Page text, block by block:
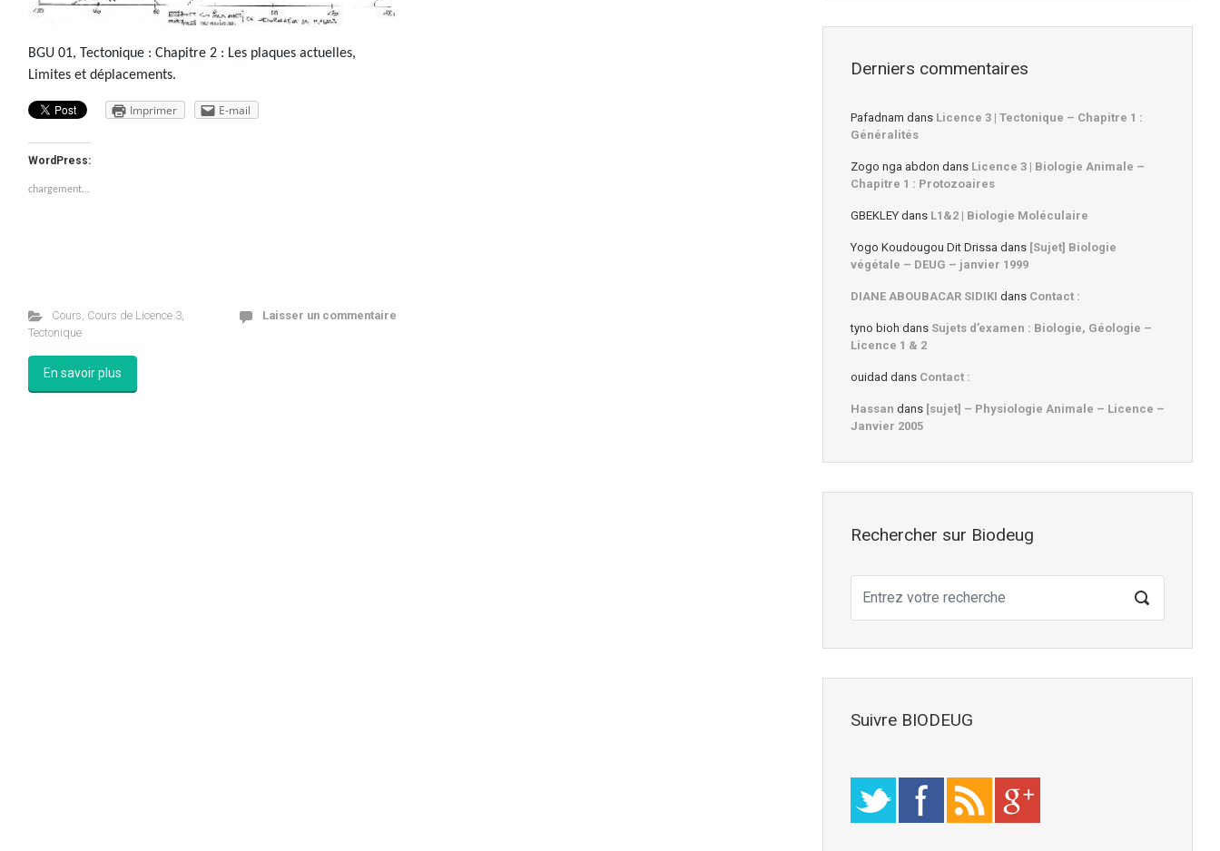
BGU 01, Tectonique : Chapitre 2 : Les plaques actuelles,
Limites et déplacements.
Imprimer E-mail
WordPress:
chargement…
Cours, Cours de Licence 3,
Tectonique
Laisser un commentaire
En savoir plus
Derniers commentaires
Pafadnam dans Licence 3 | Tectonique – Chapitre 1 :
Généralités
Zogo nga abdon dans Licence 3 | Biologie Animale –
Chapitre 1 : Protozoaires
GBEKLEY dans L1&2 | Biologie Moléculaire
Yogo Koudougou Dit Drissa dans [Sujet] Biologie
végétale – DEUG – janvier 1999
DIANE ABOUBACAR SIDIKI dans Contact :
tyno bioh dans Sujets d’examen : Biologie, Géologie –
Licence 1 & 2
ouidad dans Contact :
Hassan dans [sujet] – Physiologie Animale – Licence –
Janvier 2005
Rechercher sur Biodeug
Suivre BIODEUG